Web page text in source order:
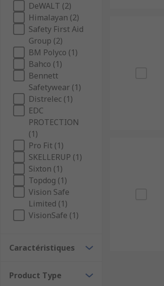
DeWALT (2)
Himalayan (2)
Safety First Aid
Group (2)
BM Polyco (1)
Bahco (1)
Bennett
Safetywear (1)
Distrelec (1)
EDC
PROTECTION
(1)
Pro Fit (1)
SKELLERUP (1)
Sixton (1)
Topdog (1)
Vision Safe
Limited (1)
VisionSafe (1)
Caractéristiques
Product Type